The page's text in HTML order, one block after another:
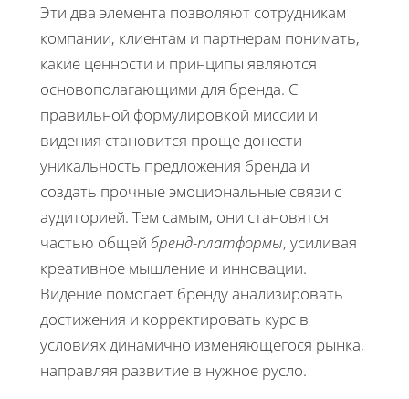
Эти два элемента позволяют сотрудникам
компании, клиентам и партнерам понимать,
какие ценности и принципы являются
основополагающими для бренда. С
правильной формулировкой миссии и
видения становится проще донести
уникальность предложения бренда и
создать прочные эмоциональные связи с
аудиторией. Тем самым, они становятся
частью общей бренд-платформы, усиливая
креативное мышление и инновации.
Видение помогает бренду анализировать
достижения и корректировать курс в
условиях динамично изменяющегося рынка,
направляя развитие в нужное русло.